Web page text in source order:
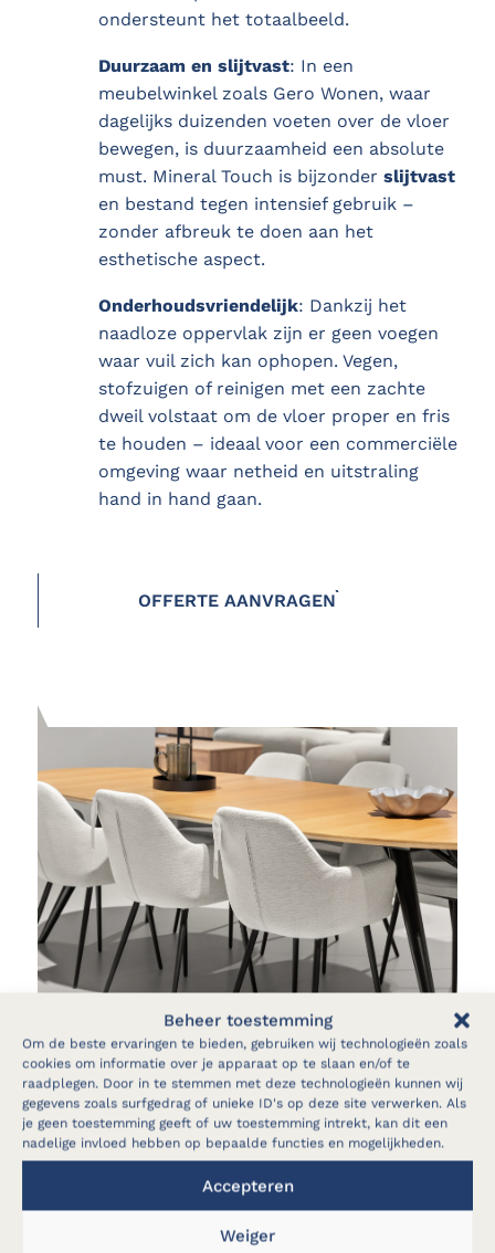
Beheer toestemming
Om de beste ervaringen te bieden, gebruiken wij technologieën zoals
cookies om informatie over je apparaat op te slaan en/of te
raadplegen. Door in te stemmen met deze technologieën kunnen wij
gegevens zoals surfgedrag of unieke ID's op deze site verwerken. Als
je geen toestemming geeft of uw toestemming intrekt, kan dit een
nadelige invloed hebben op bepaalde functies en mogelijkheden.
Accepteren
Weiger
ondersteunt het totaalbeeld.
Duurzaam en slijtvast: In een
meubelwinkel zoals Gero Wonen, waar
dagelijks duizenden voeten over de vloer
bewegen, is duurzaamheid een absolute
must. Mineral Touch is bijzonder slijtvast
en bestand tegen intensief gebruik –
zonder afbreuk te doen aan het
esthetische aspect.
Onderhoudsvriendelijk: Dankzij het
naadloze oppervlak zijn er geen voegen
waar vuil zich kan ophopen. Vegen,
stofzuigen of reinigen met een zachte
dweil volstaat om de vloer proper en fris
te houden – ideaal voor een commerciële
omgeving waar netheid en uitstraling
hand in hand gaan.
OFFERTE AANVRAGEN